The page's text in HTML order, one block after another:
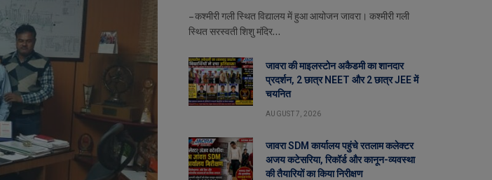
– कश्मीरी गली स्थित विद्यालय में हुआ आयोजन जावरा। कश्मीरी गली
स्थित सरस्वती शिशु मंदिर…
जावरा की माइलस्टोन अकैडमी का शानदार
प्रदर्शन, 2 छात्र NEET और 2 छात्र JEE में
चयनित
AUGUST 7, 2026
जावरा SDM कार्यालय पहुंचे रतलाम कलेक्टर
अजय कटेसरिया, रिकॉर्ड और कानून-व्यवस्था
की तैयारियों का किया निरीक्षण